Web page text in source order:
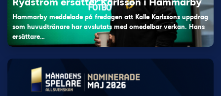
Hammarby meddelade på fredagen att Kalle Karlssons uppdrag
som huvudtränare har avslutats med omedelbar verkan. Hans
ersättare…